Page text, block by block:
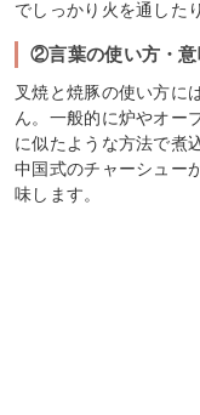
でしっかり火を通した
②言葉の使い方・意
叉焼と焼豚の使い方に
ん。一般的に炉やオー
に似たような方法で煮
中国式のチャーシュー
味します。